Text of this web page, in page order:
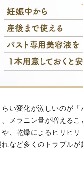
い変化が激しいのが「
メラニン量が増えるこ
、乾燥によるヒリヒリ
など多くのトラブルが